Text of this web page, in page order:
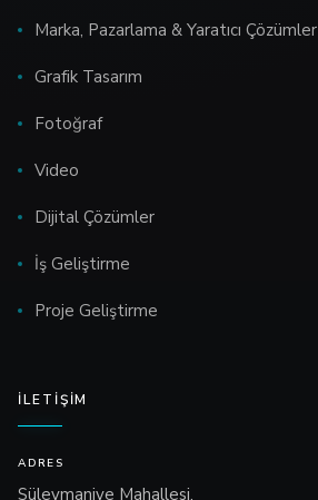
Marka, Pazarlama & Yaratıcı Çözümler
Grafik Tasarım
Fotoğraf
Video
Dijital Çözümler
İş Geliştirme
Proje Geliştirme
İLETIŞIM
ADRES
Süleymaniye Mahallesi,